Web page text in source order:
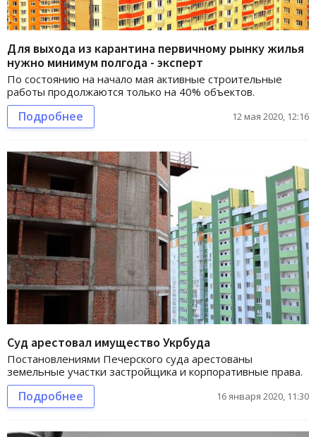
Для выхода из карантина первичному рынку жилья
нужно минимум полгода - эксперт
По состоянию на начало мая активные строительные
работы продолжаются только на 40% объектов.
Подробнее 12 мая 2020, 12:16
Суд арестовал имущество Укрбуда
Постановлениями Печерского суда арестованы
земельные участки застройщика и корпоративные права.
Подробнее 16 января 2020, 11:30